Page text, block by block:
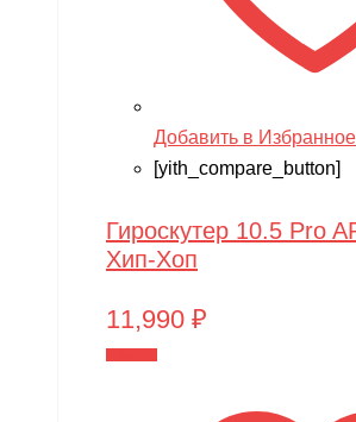
Добавить в Избранное
[yith_compare_button]
Гироскутер 10.5 Pro
Хип-Хоп
11,990 ₽